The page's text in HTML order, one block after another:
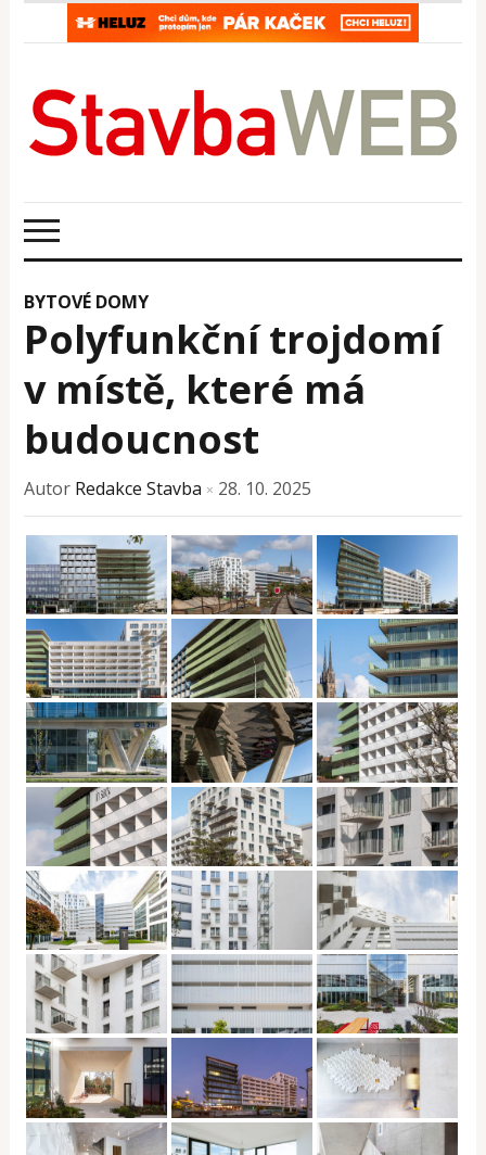
BYTOVÉ DOMY
Polyfunkční trojdomí
v místě, které má
budoucnost
Autor Redakce Stavba × 28. 10. 2025